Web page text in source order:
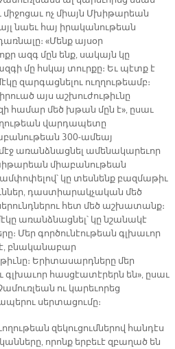
ոչ միայն Մխիթարեան
նաեւ հայ իրականութեան
«Մենք այսօր
ազգ մըն ենք, սակայն կը
մը հսկայ տուրքը։ Եւ պէտք է
զարգացնելու ուղղութեամբ։
այս աշխուժութիւնը
համար մեծ խթան մըն է», ըսաւ
վարդապետը
300-ամեայ
առանձնացնել ամենակարեւոր
միաբանութեան
ամփոփելով՝ կը տեսնենք բազմաթիւ
դաստիարակչական մեծ
հետ մեծ աշխատանք։
առանձնացնել՝ կը նշանակէ
Մեր գործունէութեան գլխաւոր
է, բնականաբար
Երիտասարդները մեր
հասցէատէրերն են», ըսաւ
ու կարեւորեց
սերտացումը։
զեկուցումներով հանդէս
որոնք երբեւէ զբաղած են